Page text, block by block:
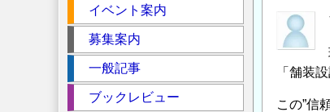
「舗装
この”信
イベント案内
募集案内
一般記事
ブックレビュー